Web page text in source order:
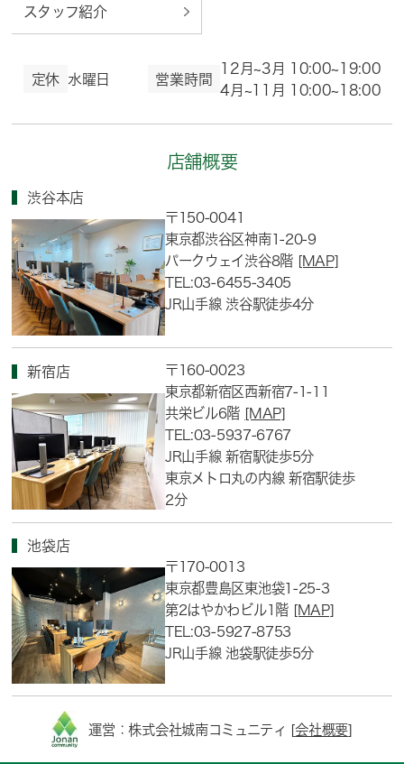
スタッフ紹介
定休 水曜日 営業時間
12月~3月 10:00~19:00
4月~11月 10:00~18:00
店舗概要
渋谷本店
〒150-0041
東京都渋谷区神南1-20-9
パークウェイ渋谷8階 [MAP]
TEL:03-6455-3405
JR山手線 渋谷駅徒歩4分
新宿店
〒160-0023
東京都新宿区西新宿7-1-11
共栄ビル6階 [MAP]
TEL:03-5937-6767
JR山手線 新宿駅徒歩5分
東京メトロ丸の内線 新宿駅徒歩
2分
池袋店
〒170-0013
東京都豊島区東池袋1-25-3
第2はやかわビル1階 [MAP]
TEL:03-5927-8753
JR山手線 池袋駅徒歩5分
運営：株式会社城南コミュニティ [会社概要]